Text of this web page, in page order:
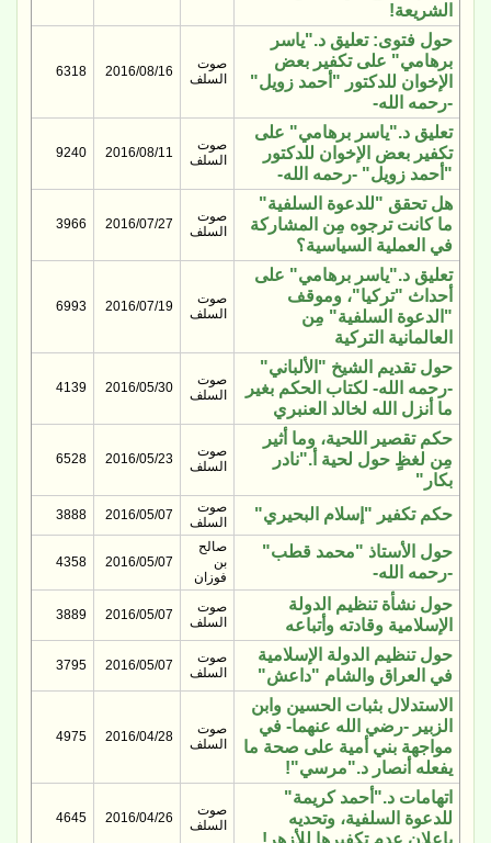
الشريعة!
حول فتوى: تعليق د."ياسر
برهامي" على تكفير بعض
الإخوان للدكتور "أحمد زويل"
-رحمه الله-
صوت
السلف
2016/08/16
6318
تعليق د."ياسر برهامي" على
تكفير بعض الإخوان للدكتور
"أحمد زويل" -رحمه الله-
صوت
السلف
2016/08/11
9240
هل تحقق "للدعوة السلفية"
ما كانت ترجوه مِن المشاركة
في العملية السياسية؟
صوت
السلف
2016/07/27
3966
تعليق د."ياسر برهامي" على
أحداث "تركيا"، وموقف
"الدعوة السلفية" مِن
العالمانية التركية
صوت
السلف
2016/07/19
6993
حول تقديم الشيخ "الألباني"
-رحمه الله- لكتاب الحكم بغير
ما أنزل الله لخالد العنبري
صوت
السلف
2016/05/30
4139
حكم تقصير اللحية، وما أثير
مِن لغظٍ حول لحية أ."نادر
بكار"
صوت
السلف
2016/05/23
6528
حكم تكفير "إسلام البحيري"
صوت
السلف
2016/05/07
3888
حول الأستاذ "محمد قطب"
-رحمه الله-
صالح
بن
فوزان
2016/05/07
4358
حول نشأة تنظيم الدولة
الإسلامية وقادته وأتباعه
صوت
السلف
2016/05/07
3889
حول تنظيم الدولة الإسلامية
في العراق والشام "داعش"
صوت
السلف
2016/05/07
3795
الاستدلال بثبات الحسين وابن
الزبير -رضي الله عنهما- في
مواجهة بني أمية على صحة ما
يفعله أنصار د."مرسي"!
صوت
السلف
2016/04/28
4975
اتهامات د."أحمد كريمة"
للدعوة السلفية، وتحديه
بإعلان عدم تكفيرها للأزهر!
صوت
السلف
2016/04/26
4645